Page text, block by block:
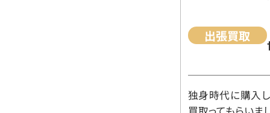
出張買取
独身時代に購入